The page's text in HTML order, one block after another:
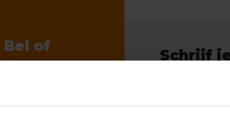
Bel of
Schrijf
nieuws